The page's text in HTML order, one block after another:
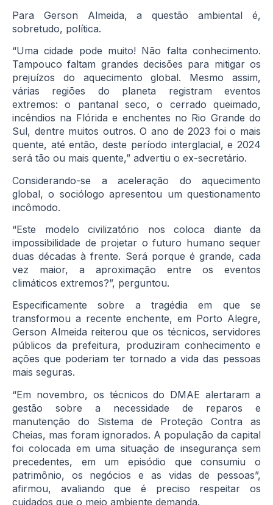
Para Gerson Almeida, a questão ambiental é,
sobretudo, política.
“Uma cidade pode muito! Não falta conhecimento.
Tampouco faltam grandes decisões para mitigar os
prejuízos do aquecimento global. Mesmo assim,
várias regiões do planeta registram eventos
extremos: o pantanal seco, o cerrado queimado,
incêndios na Flórida e enchentes no Rio Grande do
Sul, dentre muitos outros. O ano de 2023 foi o mais
quente, até então, deste período interglacial, e 2024
será tão ou mais quente,” advertiu o ex-secretário.
Considerando-se a aceleração do aquecimento
global, o sociólogo apresentou um questionamento
incômodo.
“Este modelo civilizatório nos coloca diante da
impossibilidade de projetar o futuro humano sequer
duas décadas à frente. Será porque é grande, cada
vez maior, a aproximação entre os eventos
climáticos extremos?”, perguntou.
Especificamente sobre a tragédia em que se
transformou a recente enchente, em Porto Alegre,
Gerson Almeida reiterou que os técnicos, servidores
públicos da prefeitura, produziram conhecimento e
ações que poderiam ter tornado a vida das pessoas
mais seguras.
“Em novembro, os técnicos do DMAE alertaram a
gestão sobre a necessidade de reparos e
manutenção do Sistema de Proteção Contra as
Cheias, mas foram ignorados. A população da capital
foi colocada em uma situação de insegurança sem
precedentes, em um episódio que consumiu o
patrimônio, os negócios e as vidas de pessoas”,
afirmou, avaliando que é preciso respeitar os
cuidados que o meio ambiente demanda.